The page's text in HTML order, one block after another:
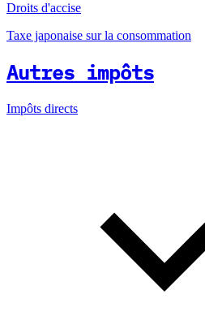
Droits d'accise
Taxe japonaise sur la consommation
Autres impôts
Impôts directs